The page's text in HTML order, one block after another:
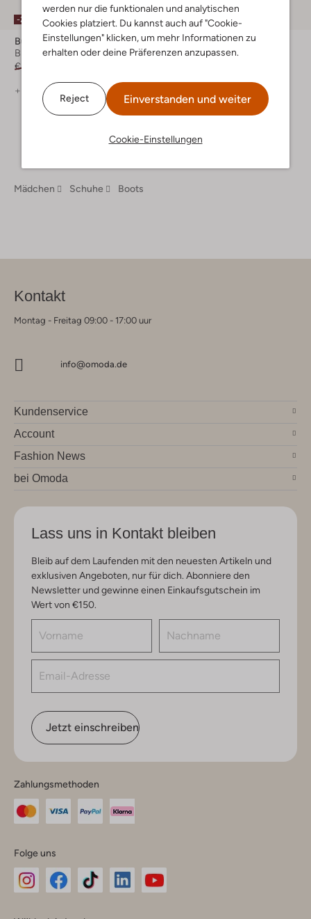
werden nur die funktionalen und analytischen
Cookies platziert. Du kannst auch auf "Cookie-
Einstellungen" klicken, um mehr Informationen zu
erhalten oder deine Präferenzen anzupassen.
Reject Einverstanden und weiter
Cookie-Einstellungen
-20%
Bunniesjr
Biker Boots
€ 89,99
+ mehr farben
-20%
Braqeez
Biker Boots
Mädchen Schuhe Boots
Kontakt
Montag - Freitag 09:00 - 17:00 uur
info@omoda.de
Kundenservice
Account
Fashion News
bei Omoda
Lass uns in Kontakt bleiben
Bleib auf dem Laufenden mit den neuesten Artikeln und
exklusiven Angeboten, nur für dich. Abonniere den
Newsletter und gewinne einen Einkaufsgutschein im
Wert von €150.
Jetzt einschreiben
Zahlungsmethoden
Folge uns